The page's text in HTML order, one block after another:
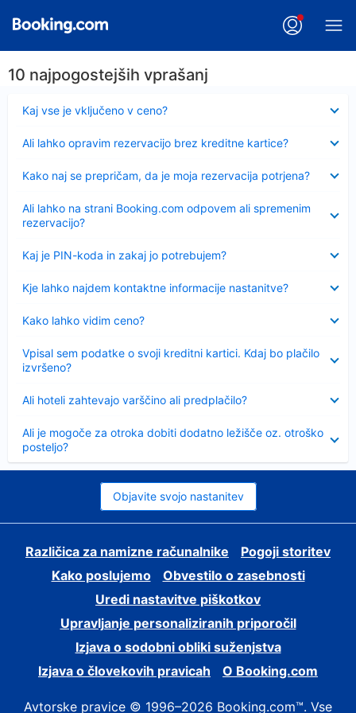
10 najpogostejših vprašanj
Kaj vse je vključeno v ceno?
Ali lahko opravim rezervacijo brez kreditne kartice?
Kako naj se prepričam, da je moja rezervacija potrjena?
Ali lahko na strani Booking.com odpovem ali spremenim
rezervacijo?
Kaj je PIN-koda in zakaj jo potrebujem?
Kje lahko najdem kontaktne informacije nastanitve?
Kako lahko vidim ceno?
Vpisal sem podatke o svoji kreditni kartici. Kdaj bo plačilo
izvršeno?
Ali hoteli zahtevajo varščino ali predplačilo?
Ali je mogoče za otroka dobiti dodatno ležišče oz. otroško
posteljo?
Objavite svojo nastanitev
Različica za namizne računalnike
Pogoji storitev
Kako poslujemo
Obvestilo o zasebnosti
Uredi nastavitve piškotkov
Upravljanje personaliziranih priporočil
Izjava o sodobni obliki suženjstva
Izjava o človekovih pravicah
O Booking.com
Avtorske pravice © 1996–2026 Booking.com™. Vse